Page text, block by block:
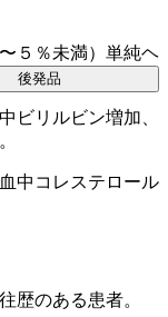
５％未満）単純ヘ
ビリルビン増加、
中コレステロール
歴のある患者。
後発品